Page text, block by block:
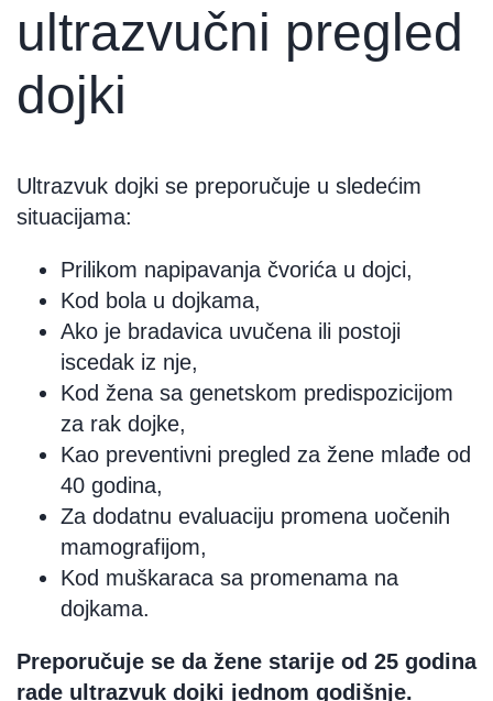
ultrazvučni pregled
dojki
Ultrazvuk dojki se preporučuje u sledećim
situacijama:
Prilikom napipavanja čvorića u dojci,
Kod bola u dojkama,
Ako je bradavica uvučena ili postoji
iscedak iz nje,
Kod žena sa genetskom predispozicijom
za rak dojke,
Kao preventivni pregled za žene mlađe od
40 godina,
Za dodatnu evaluaciju promena uočenih
mamografijom,
Kod muškaraca sa promenama na
dojkama.
Preporučuje se da žene starije od 25 godina
rade ultrazvuk dojki jednom godišnje.